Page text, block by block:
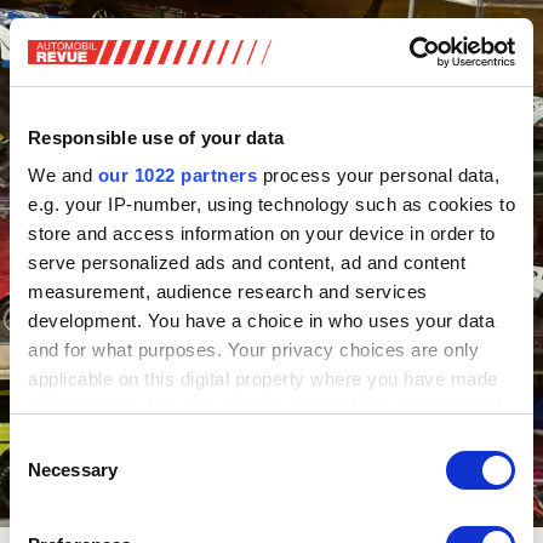
Responsible use of your data
We and our 1022 partners process your personal data,
e.g. your IP-number, using technology such as cookies to
store and access information on your device in order to
serve personalized ads and content, ad and content
measurement, audience research and services
development. You have a choice in who uses your data
and for what purposes. Your privacy choices are only
applicable on this digital property where you have made
the Privacy trigger icon.
Consent
Selection
Necessary